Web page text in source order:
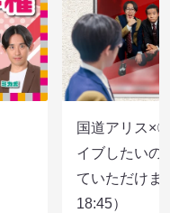
国道アリス×
イブしたいの
ていただけ
18:45）